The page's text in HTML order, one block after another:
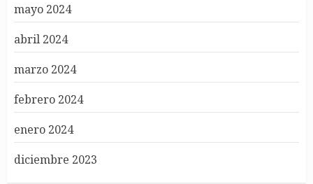
mayo 2024
abril 2024
marzo 2024
febrero 2024
enero 2024
diciembre 2023